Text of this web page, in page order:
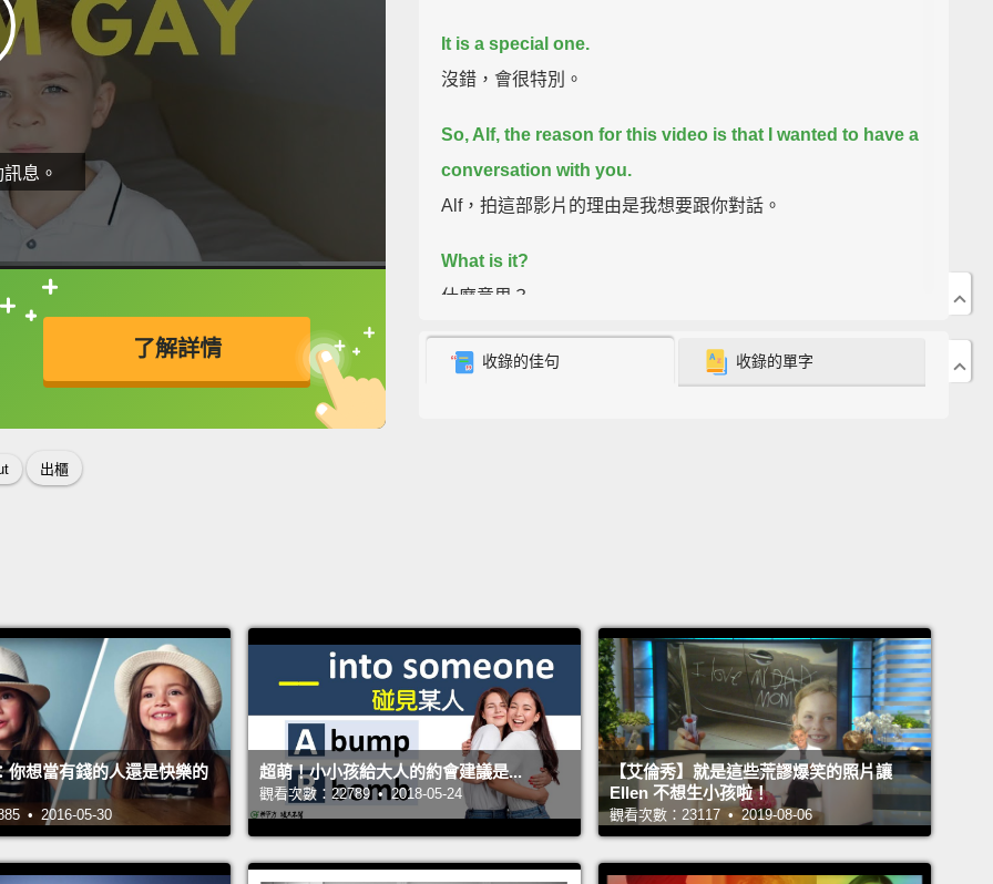
息。
了解詳情
接查字典喔！
英
出櫃
It is a special one.
沒錯，會很特別。
So, Alf, the reason for this video is that I wanted to have a
conversation with you.
Alf，拍這部影片的理由是我想要跟你對話。
What is it?
什麼意思？
A talk, a chat.
So, if you're a...
So, if you're a mom, and you wanna be in
love with a dad, you get in love with them.
如果你是...如果你是一個媽媽，你想要跟一個爸爸談戀愛，你
就會愛他。
So, you know Lottie and Shane.
你知道 Lottie 跟 Shane 吧。
收錄的佳句 收錄的單字
你想當有錢的人還是快樂的
• 2016-05-30
超萌！小小孩給大人的約會建議是...
觀看次數：22789 • 2018-05-24
【艾倫秀】就是這些荒謬爆笑的照片讓
Ellen 不想生小孩啦！
觀看次數：23117 • 2019-08-06